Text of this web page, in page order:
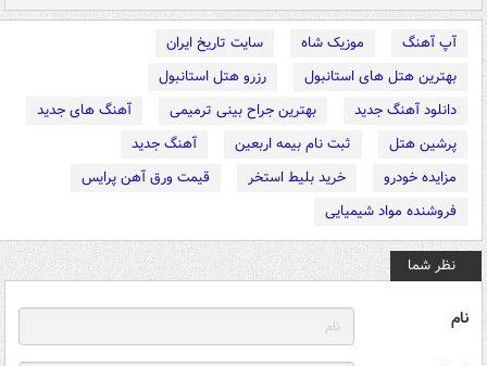
آپ آهنگ موزیک شاه
سایت تاریخ ایران
بهترین هتل های استانبول
رزرو هتل استانبول
دانلود آهنگ جدید
بهترین جراح بینی ترمیمی
آهنگ های جدید
پرشین هتل
ثبت نام بیمه اربعین
آهنگ جدید
مزایده خودرو
خرید بلیط استخر
قیمت ورق آهن پرایس
فروشنده مواد شیمیایی
نظر شما
نام